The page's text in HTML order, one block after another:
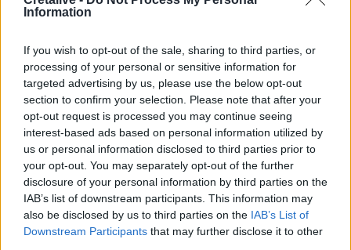
Information
If you wish to opt-out of the sale, sharing to third parties, or
processing of your personal or sensitive information for
targeted advertising by us, please use the below opt-out
section to confirm your selection. Please note that after your
opt-out request is processed you may continue seeing
interest-based ads based on personal information utilized by
us or personal information disclosed to third parties prior to
your opt-out. You may separately opt-out of the further
disclosure of your personal information by third parties on the
IAB’s list of downstream participants. This information may
also be disclosed by us to third parties on the IAB’s List of
Downstream Participants that may further disclose it to other
10/8
13:30
Νέο πρόστιμο $567 εκατ. στη Meta για βλάβες στην
ψυχική υγεία των παιδιών
"Μπλόκο" στις διακοπές ηλεκτροδότησης στον Πλατανιά
μέσα στην τουριστική περίοδο
13:22